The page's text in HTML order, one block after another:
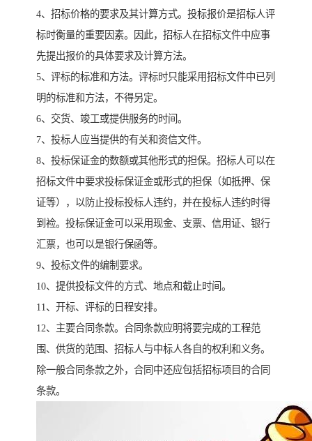
4、招标价格的要求及其计算方式。投标报价是招标人评
标时衡量的重要因素。因此，招标人在招标文件中应事
先提出报价的具体要求及计算方法。
5、评标的标准和方法。评标时只能采用招标文件中已列
明的标准和方法，不得另定。
6、交货、竣工或提供服务的时间。
7、投标人应当提供的有关和资信文件。
8、投标保证金的数额或其他形式的担保。招标人可以在
招标文件中要求投标保证金或形式的担保（如抵押、保
证等），以防止投标投标人违约，并在投标人违约时得
到裣。投标保证金可以采用现金、支票、信用证、银行
汇票，也可以是银行保函等。
9、投标文件的编制要求。
10、提供投标文件的方式、地点和截止时间。
11、开标、评标的日程安排。
12、主要合同条款。合同条款应明将要完成的工程范
围、供货的范围、招标人与中标人各自的权利和义务。
除一般合同条款之外，合同中还应包括招标项目的合同
条款。